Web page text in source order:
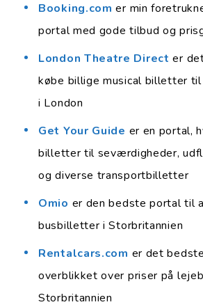
Booking.com er min
portal med gode tilbud og
London Theatre Direct er
købe billige musical billetter
i London
Get Your Guide er en portal,
billetter til seværdigheder,
og diverse transportbilletter
Omio er den bedste portal til
busbilletter i Storbritannien
Rentalcars.com er det
overblikket over priser på
Storbritannien